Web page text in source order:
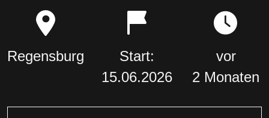
Regensburg
Start:
15.06.2026
vor
2 Monaten